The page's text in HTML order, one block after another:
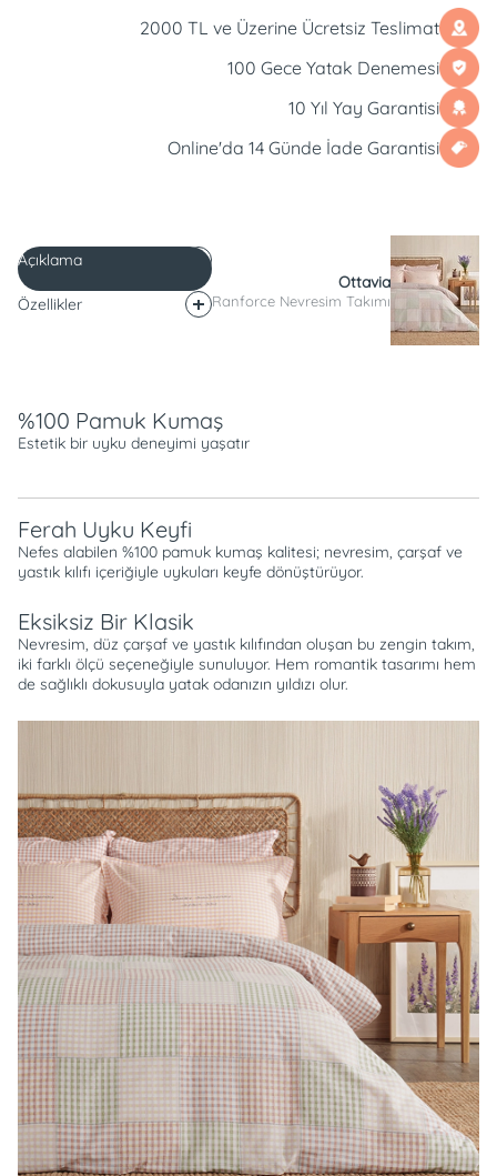
2000 TL ve Üzerine Ücretsiz Teslimat
100 Gece Yatak Denemesi
10 Yıl Yay Garantisi
Online'da 14 Günde İade Garantisi
Açıklama
Özellikler
Ottavia
Ranforce Nevresim Takımı
%100 Pamuk Kumaş
Estetik bir uyku deneyimi yaşatır
Ferah Uyku Keyfi
Nefes alabilen %100 pamuk kumaş kalitesi; nevresim, çarşaf ve
yastık kılıfı içeriğiyle uykuları keyfe dönüştürüyor.
Eksiksiz Bir Klasik
Nevresim, düz çarşaf ve yastık kılıfından oluşan bu zengin takım,
iki farklı ölçü seçeneğiyle sunuluyor. Hem romantik tasarımı hem
de sağlıklı dokusuyla yatak odanızın yıldızı olur.